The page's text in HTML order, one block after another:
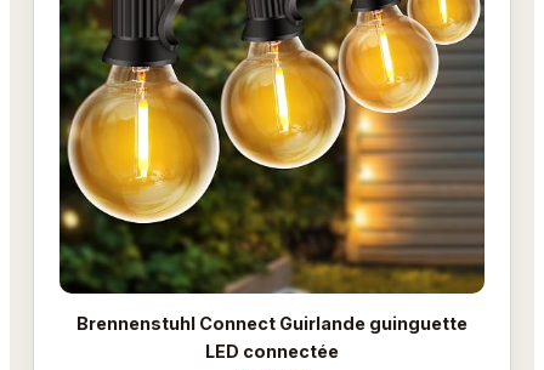
Brennenstuhl Connect Guirlande guinguette
LED connectée